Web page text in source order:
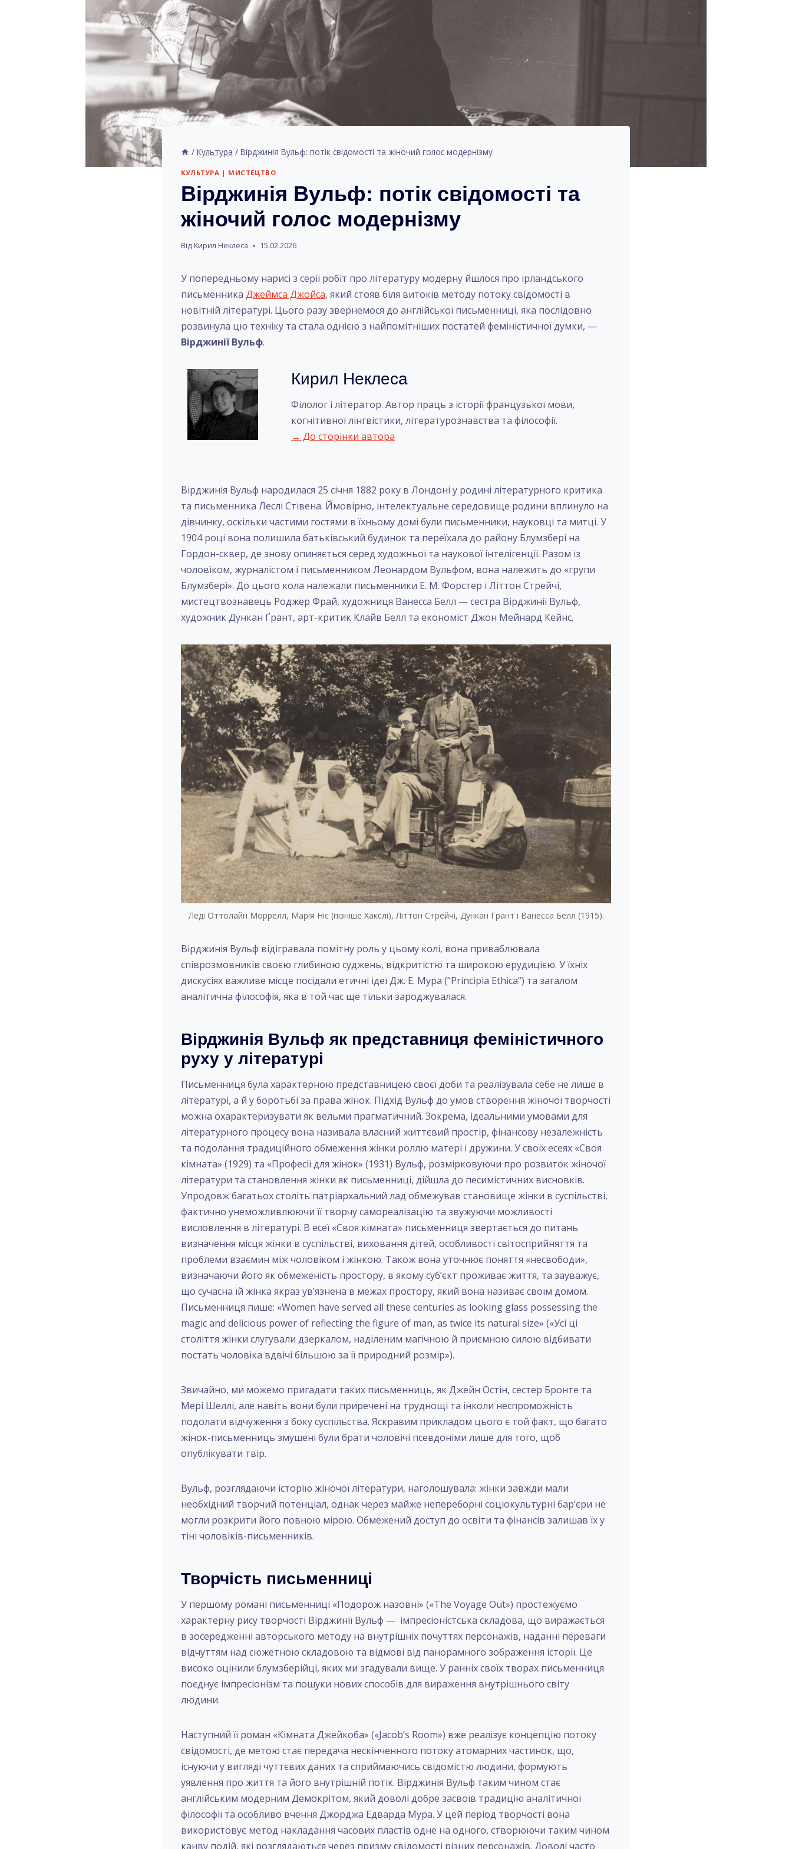
/ Культура / Вірджинія Вульф: потік свідомості та жіночий голос модернізму
КУЛЬТУРА | МИСТЕЦТВО
Вірджинія Вульф: потік свідомості та
жіночий голос модернізму
Від Кирил Неклеса 15.02.2026
У попередньому нарисі з серії робіт про літературу модерну йшлося про ірландського
письменника Джеймса Джойса, який стояв біля витоків методу потоку свідомості в
новітній літературі. Цього разу звернемося до англійської письменниці, яка послідовно
розвинула цю техніку та стала однією з найпомітніших постатей феміністичної думки, —
Вірджинії Вульф.
Кирил Неклеса
Філолог і літератор. Автор праць з історії французької мови,
когнітивної лінгвістики, літературознавства та філософії.
→ До сторінки автора
Вірджинія Вульф народилася 25 січня 1882 року в Лондоні у родині літературного критика
та письменника Леслі Стівена. Ймовірно, інтелектуальне середовище родини вплинуло на
дівчинку, оскільки частими гостями в їхньому домі були письменники, науковці та митці. У
1904 році вона полишила батьківський будинок та переїхала до району Блумзбері на
Гордон-сквер, де знову опиняється серед художньої та наукової інтелігенції. Разом із
чоловіком, журналістом і письменником Леонардом Вульфом, вона належить до «групи
Блумзбері». До цього кола належали письменники Е. М. Форстер і Літтон Стрейчі,
мистецтвознавець Роджер Фрай, художниця Ванесса Белл — сестра Вірджинії Вульф,
художник Дункан Ґрант, арт-критик Клайв Белл та економіст Джон Мейнард Кейнс.
Леді Оттолайн Моррелл, Марія Ніс (пізніше Хакслі), Літтон Стрейчі, Дункан Грант і Ванесса Белл (1915).
Вірджинія Вульф відігравала помітну роль у цьому колі, вона приваблювала
співрозмовників своєю глибиною суджень, відкритістю та широкою ерудицією. У їхніх
дискусіях важливе місце посідали етичні ідеї Дж. Е. Мура (“Principia Ethica”) та загалом
аналітична філософія, яка в той час ще тільки зароджувалася.
Вірджинія Вульф як представниця феміністичного
руху у літературі
Письменниця була характерною представницею своєї доби та реалізувала себе не лише в
літературі, а й у боротьбі за права жінок. Підхід Вульф до умов створення жіночої творчості
можна охарактеризувати як вельми прагматичний. Зокрема, ідеальними умовами для
літературного процесу вона називала власний життєвий простір, фінансову незалежність
та подолання традиційного обмеження жінки роллю матері і дружини. У своїх есеях «Своя
кімната» (1929) та «Професії для жінок» (1931) Вульф, розмірковуючи про розвиток жіночої
літератури та становлення жінки як письменниці, дійшла до песимістичних висновків.
Упродовж багатьох століть патріархальний лад обмежував становище жінки в суспільстві,
фактично унеможливлюючи її творчу самореалізацію та звужуючи можливості
висловлення в літературі. В есеї «Своя кімната» письменниця звертається до питань
визначення місця жінки в суспільстві, виховання дітей, особливості світосприйняття та
проблеми взаємин між чоловіком і жінкою. Також вона уточнює поняття «несвободи»,
визначаючи його як обмеженість простору, в якому суб’єкт проживає життя, та зауважує,
що сучасна їй жінка якраз ув’язнена в межах простору, який вона називає своїм домом.
Письменниця пише: «Women have served all these centuries as looking glass possessing the
magic and delicious power of reflecting the figure of man, as twice its natural size» («Усі ці
століття жінки слугували дзеркалом, наділеним магічною й приємною силою відбивати
постать чоловіка вдвічі більшою за її природний розмір»).
Звичайно, ми можемо пригадати таких письменниць, як Джейн Остін, сестер Бронте та
Мері Шеллі, але навіть вони були приречені на труднощі та інколи неспроможність
подолати відчуження з боку суспільства. Яскравим прикладом цього є той факт, що багато
жінок-письменниць змушені були брати чоловічі псевдоніми лише для того, щоб
опублікувати твір.
Вульф, розглядаючи історію жіночої літератури, наголошувала: жінки завжди мали
необхідний творчий потенціал, однак через майже непереборні соціокультурні бар’єри не
могли розкрити його повною мірою. Обмежений доступ до освіти та фінансів залишав їх у
тіні чоловіків-письменників.
Творчість письменниці
У першому романі письменниці «Подорож назовні» («The Voyage Out») простежуємо
характерну рису творчості Вірджинії Вульф — імпресіоністська складова, що виражається
в зосередженні авторського методу на внутрішніх почуттях персонажів, наданні переваги
відчуттям над сюжетною складовою та відмові від панорамного зображення історії. Це
високо оцінили блумзберійці, яких ми згадували вище. У ранніх своїх творах письменниця
поєднує імпресіонізм та пошуки нових способів для вираження внутрішнього світу
людини.
Наступний її роман «Кімната Джейкоба» («Jacob’s Room») вже реалізує концепцію потоку
свідомості, де метою стає передача нескінченного потоку атомарних частинок, що,
існуючи у вигляді чуттєвих даних та сприймаючись свідомістю людини, формують
уявлення про життя та його внутрішній потік. Вірджинія Вульф таким чином стає
англійським модерним Демокрітом, який доволі добре засвоїв традицію аналітичної
філософії та особливо вчення Джорджа Едварда Мура. У цей період творчості вона
використовує метод накладання часових пластів одне на одного, створюючи таким чином
канву подій, які розглядаються через призму свідомості різних персонажів. Доволі часто